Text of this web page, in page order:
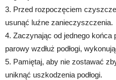
3. Przed rozpoczęciem
usunąć luźne zanieczyszczenia.
4. Zaczynając od jednego
parowy wzdłuż podłogi,
5. Pamiętaj, aby nie zostawać
uniknąć uszkodzenia podłogi.